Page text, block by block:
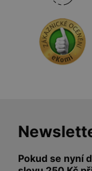
Pokud se nyní